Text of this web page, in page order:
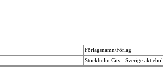
Förlagsnamn/Förlag
Stockholm City i Sverige